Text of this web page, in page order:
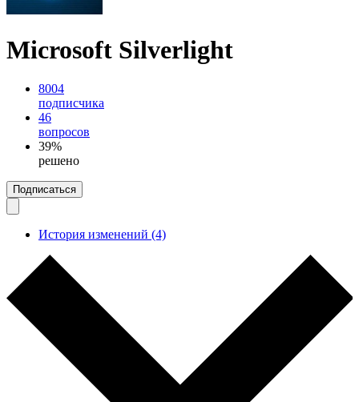
Microsoft Silverlight
8004
подписчика
46
вопросов
39%
решено
Подписаться
История изменений (4)